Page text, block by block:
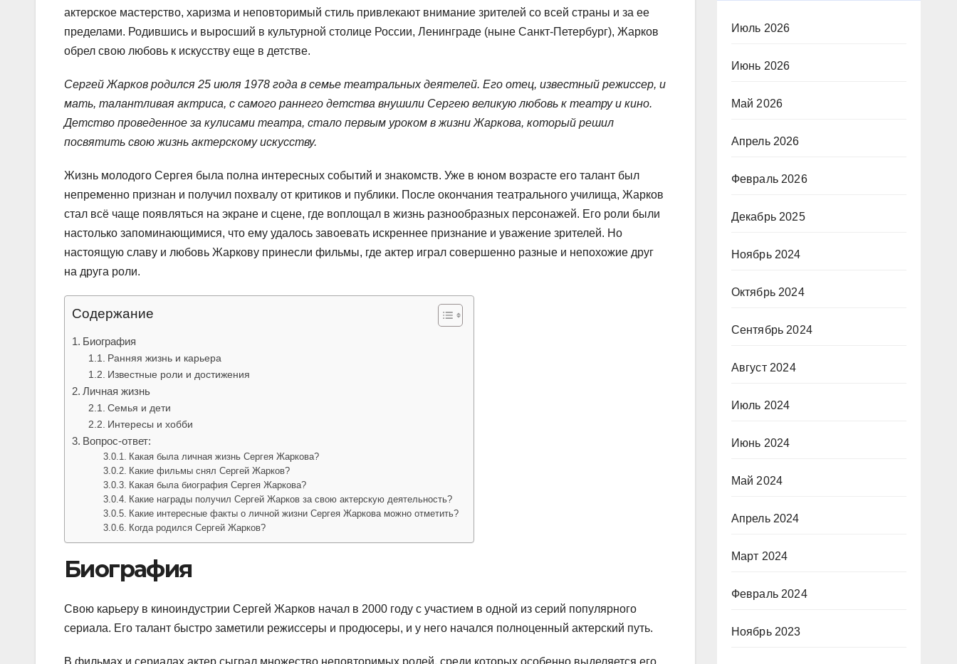
актерское мастерство, харизма и неповторимый стиль привлекают внимание зрителей со всей страны и за ее
пределами. Родившись и выросший в культурной столице России, Ленинграде (ныне Санкт-Петербург), Жарков
обрел свою любовь к искусству еще в детстве.
Сергей Жарков родился 25 июля 1978 года в семье театральных деятелей. Его отец, известный режиссер, и
мать, талантливая актриса, с самого раннего детства внушили Сергею великую любовь к театру и кино.
Детство проведенное за кулисами театра, стало первым уроком в жизни Жаркова, который решил
посвятить свою жизнь актерскому искусству.
Жизнь молодого Сергея была полна интересных событий и знакомств. Уже в юном возрасте его талант был
непременно признан и получил похвалу от критиков и публики. После окончания театрального училища, Жарков
стал всё чаще появляться на экране и сцене, где воплощал в жизнь разнообразных персонажей. Его роли были
настолько запоминающимися, что ему удалось завоевать искреннее признание и уважение зрителей. Но
настоящую славу и любовь Жаркову принесли фильмы, где актер играл совершенно разные и непохожие друг
на друга роли.
Содержание
Биография
Ранняя жизнь и карьера
Известные роли и достижения
Личная жизнь
Семья и дети
Интересы и хобби
Вопрос-ответ:
Какая была личная жизнь Сергея Жаркова?
Какие фильмы снял Сергей Жарков?
Какая была биография Сергея Жаркова?
Какие награды получил Сергей Жарков за свою актерскую деятельность?
Какие интересные факты о личной жизни Сергея Жаркова можно отметить?
Когда родился Сергей Жарков?
Биография
Свою карьеру в киноиндустрии Сергей Жарков начал в 2000 году с участием в одной из серий популярного
сериала. Его талант быстро заметили режиссеры и продюсеры, и у него начался полноценный актерский путь.
В фильмах и сериалах актер сыграл множество неповторимых ролей, среди которых особенно выделяется его
Июль 2026
Июнь 2026
Май 2026
Апрель 2026
Февраль 2026
Декабрь 2025
Ноябрь 2024
Октябрь 2024
Сентябрь 2024
Август 2024
Июль 2024
Июнь 2024
Май 2024
Апрель 2024
Март 2024
Февраль 2024
Ноябрь 2023